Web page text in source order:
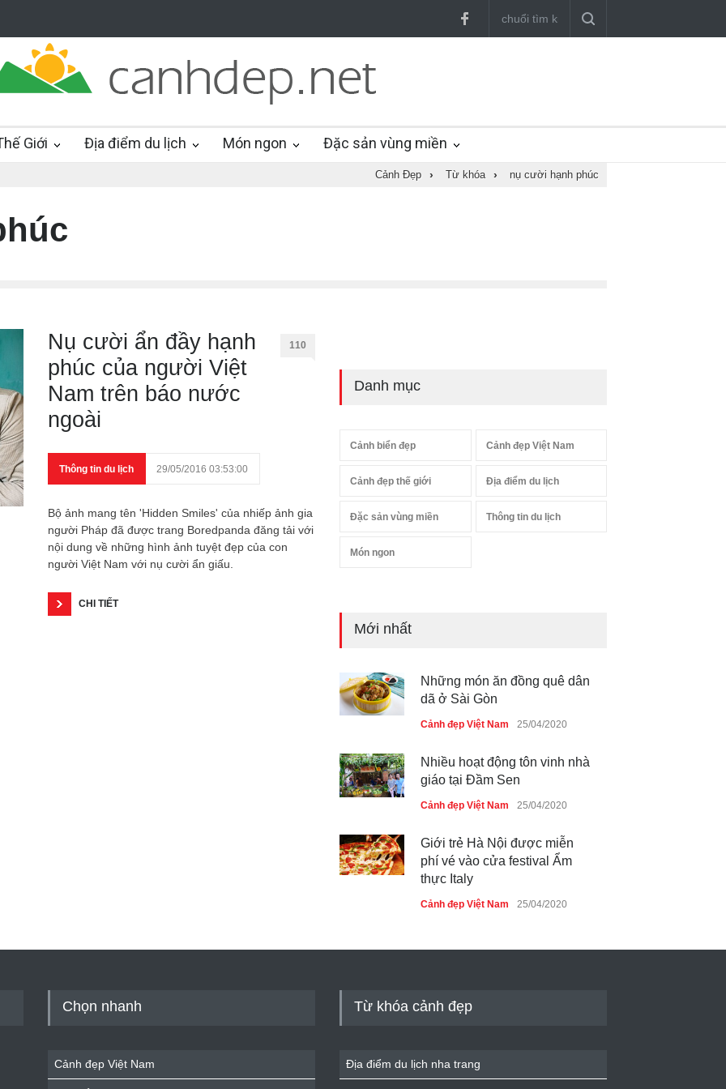
Giới Địa điểm du lịch Món ngon Đặc sản vùng miền
Cảnh Đẹp › Từ khóa › nụ cười hạnh phúc
Nụ cười ẩn đầy hạnh
phúc của người Việt
Nam trên báo nước
ngoài
110
Thông tin du lịch 29/05/2016 03:53:00
Bộ ảnh mang tên 'Hidden Smiles' của nhiếp ảnh gia
người Pháp đã được trang Boredpanda đăng tải với
nội dung về những hình ảnh tuyệt đẹp của con
người Việt Nam với nụ cười ẩn giấu.
CHI TIẾT
Danh mục
Cảnh biển đẹp Cảnh đẹp Việt Nam
Cảnh đẹp thế giới Địa điểm du lịch
Đặc sản vùng miền Thông tin du lịch
Món ngon
Mới nhất
Những món ăn đồng quê dân
dã ở Sài Gòn
Cảnh đẹp Việt Nam 25/04/2020
Nhiều hoạt động tôn vinh nhà
giáo tại Đầm Sen
Cảnh đẹp Việt Nam 25/04/2020
Giới trẻ Hà Nội được miễn
phí vé vào cửa festival Ẩm
thực Italy
Cảnh đẹp Việt Nam 25/04/2020
Cảnh đẹp Việt Nam
Chọn nhanh
Cảnh đẹp Việt Nam
Từ khóa cảnh đẹp
Địa điểm du lịch nha trang